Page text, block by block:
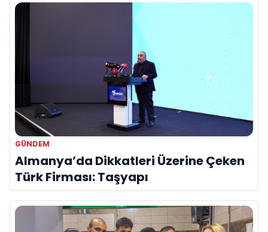
GÜNDEM
Almanya’da Dikkatleri Üzerine Çeken
Türk Firması: Taşyapı